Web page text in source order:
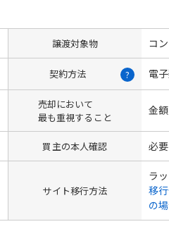
譲渡対象物 コ
契約方法 ? 電
売却において
最も重視すること
金額
買主の本人確認 必要
サイト移行方法
ラ
移
の場